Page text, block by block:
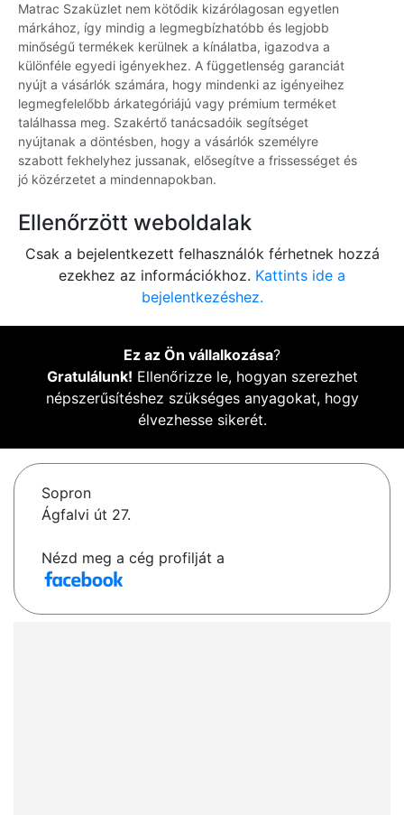
Matrac Szaküzlet nem kötődik kizárólagosan egyetlen
márkához, így mindig a legmegbízhatóbb és legjobb
minőségű termékek kerülnek a kínálatba, igazodva a
különféle egyedi igényekhez. A függetlenség garanciát
nyújt a vásárlók számára, hogy mindenki az igényeihez
legmegfelelőbb árkategóriájú vagy prémium terméket
találhassa meg. Szakértő tanácsadóik segítséget
nyújtanak a döntésben, hogy a vásárlók személyre
szabott fekhelyhez jussanak, elősegítve a frissességet és
jó közérzetet a mindennapokban.
Ellenőrzött weboldalak
Csak a bejelentkezett felhasználók férhetnek hozzá
ezekhez az információkhoz. Kattints ide a
bejelentkezéshez.
Ez az Ön vállalkozása?
Gratulálunk! Ellenőrizze le, hogyan szerezhet
népszerűsítéshez szükséges anyagokat, hogy
élvezhesse sikerét.
Sopron
Ágfalvi út 27.
Nézd meg a cég profilját a